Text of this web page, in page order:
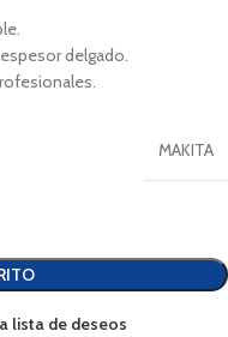
delgado.
MAKITA
lista de deseos